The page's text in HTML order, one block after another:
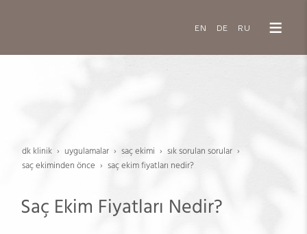
EN DE RU
dk klinik uygulamalar saç eki̇mi̇
sik sorulan sorular
saç eki̇mi̇nden önce
saç ekim fiyatları nedir?
Saç Ekim Fiyatları Nedir?